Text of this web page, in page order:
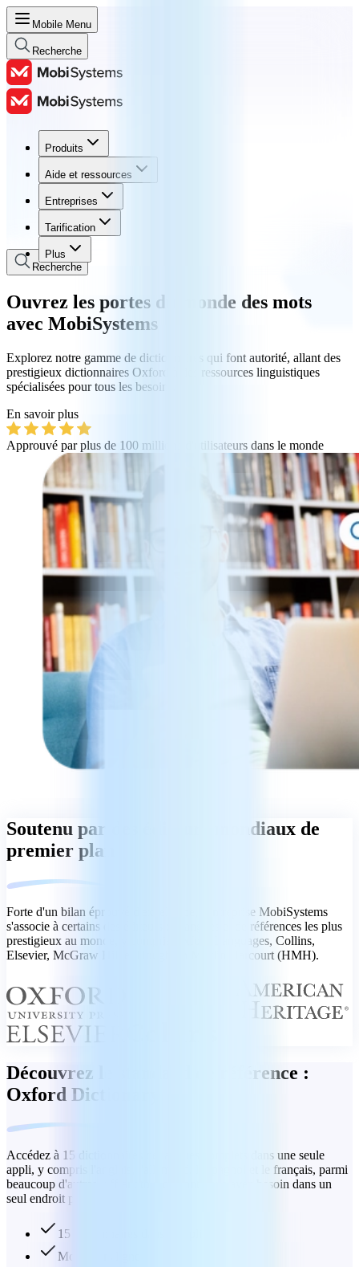
Mobile Menu
Recherche
Produits
Aide et ressources
Entreprises
Tarification
Plus
Produits
Aide et ressources
Entreprises
Tarification
Recherche
Ouvrez les portes du monde des mots
avec MobiSystems
Explorez notre gamme de dictionnaires qui font autorité, allant des
prestigieux dictionnaires Oxford à des ressources linguistiques
spécialisées pour tous les besoins.
En savoir plus
Approuvé par plus de 100 millions d'utilisateurs dans le monde
Soutenu par des éditeurs mondiaux de
premier plan
Forte d'un bilan éprouvé d'excellence, l'entreprise MobiSystems
s'associe à certains des éditeurs de langues et de références les plus
prestigieux au monde, y compris Oxford Languages, Collins,
Elsevier, McGraw Hill et Houghton Mifflin Harcourt (HMH).
Découvrez le standard de référence :
Oxford Dictionary
Accédez à 15 dictionnaires de langues complets dans une seule
appli, y compris l'anglais, l'allemand, l'espagnol et le français, parmi
beaucoup d'autres, offrant tout ce dont vous avez besoin dans un
seul endroit pratique.
15 dictionnaires dans 1 appli
Mode hors ligne